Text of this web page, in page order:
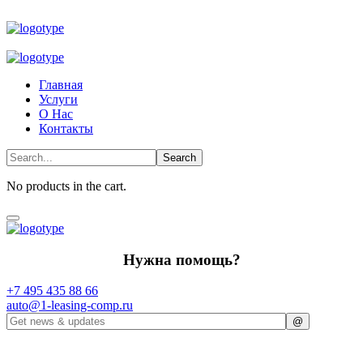
Главная
Услуги
О Нас
Контакты
No products in the cart.
Нужна помощь?
+7 495 435 88 66
auto@1-leasing-comp.ru